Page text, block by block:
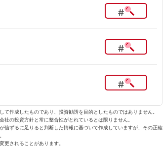
作成したものであり、投資勧誘を目的としたものではありません。
の投資方針と常に整合性がとれているとは限りません。
ずるに足りると判断した情報に基づいて作成していますが、その正確
されることがあります。